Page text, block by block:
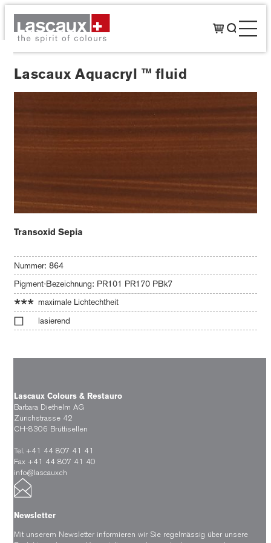
Lascaux Aquacryl ™ fluid
Transoxid Sepia
Nummer: 864
Pigment-Bezeichnung: PR101 PR170 PBk7
*** maximale Lichtechtheit
lasierend
Lascaux Colours & Restauro
Barbara Diethelm AG
Zürichstrasse 42
CH-8306 Brüttisellen
Tel. +41 44 807 41 41
Fax +41 44 807 41 40
info@lascaux.ch
Newsletter
Mit unserem Newsletter informieren wir Sie regelmässig über unsere